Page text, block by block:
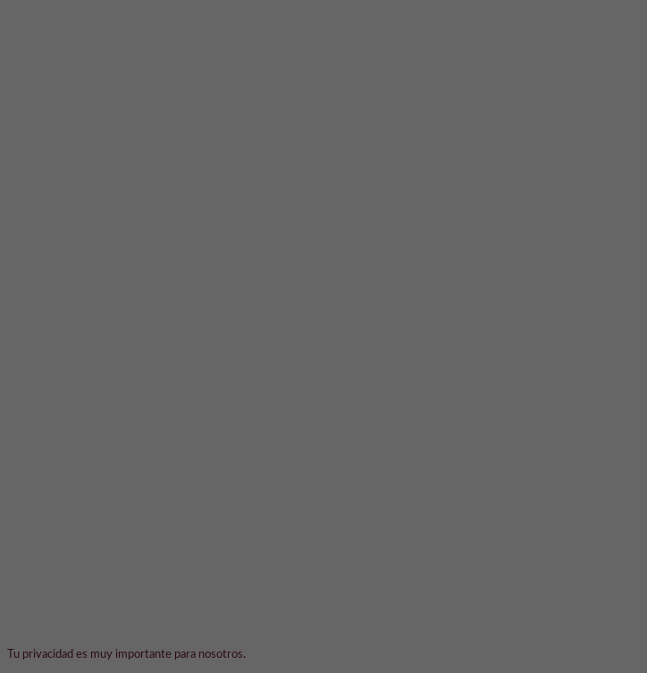
Tu privacidad es muy importante para nosotros.